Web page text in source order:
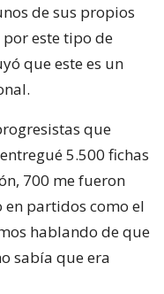
de sus propios
este tipo de
que este es un
que
5.500 fichas
700 me fueron
partidos como el
hablando de que
sabía que era